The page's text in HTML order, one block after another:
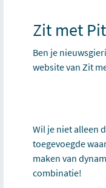
Zit met
Ben je
website van Zit
Wil je niet alleen
toegevoegde
maken van
combinatie!